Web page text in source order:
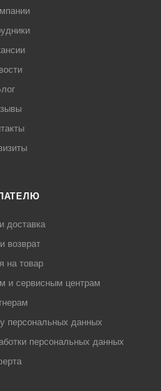
доставка
возврат
на товар
и сервисным центрам
персональных данных
персональных данных